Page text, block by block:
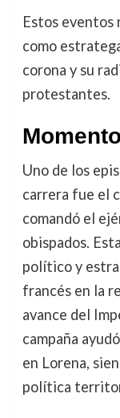
Estos eventos
como
corona y su
protestantes.
Uno de los
carrera fue el
comandó el
obispados.
político y
francés en la
avance del
campaña
en Lorena,
política